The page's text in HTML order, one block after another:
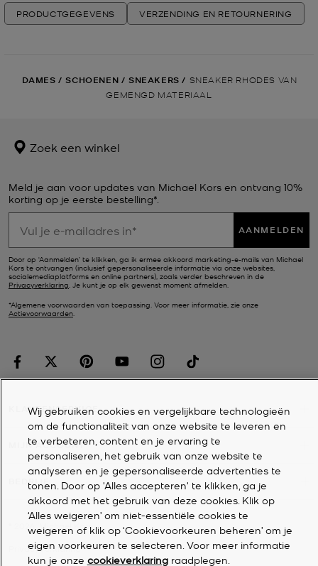
PRODUCTGEGEVENS VERZENDING EN RETOURNERING
DAMES / SCHOENEN / SNEAKERS / SNEAKER RHODES VAN
GEMENGD MATERIAAL
Zoek een winkel
Meld je aan voor updates van Michael Kors en ontvang 10%
korting op je eerste bestelling*.
AANMELDEN
Door op ‘Aanmelden’ te klikken, ga ik ermee akkoord marketing-e-mails van Michael
Kors te ontvangen (inclusief gepersonaliseerde informatie via onze websites,
socialemediaplatforms en online partners), zoals verder beschreven in de
Privacyverklaring. Je kunt je op elk gewenst moment afmelden.
*Algemene voorwaarden van toepassing. Voor meer informatie, zie onze
Actievoorwaarden.
KLANTENSERVICE
MIJN ACCOUNT
BEDRIJF
Michael Kors
Privacyverklaring
Wij gebruiken cookies en vergelijkbare technologieën
om de functionaliteit van onze website te leveren en
te verbeteren, content en je ervaring te
personaliseren, het gebruik van onze website te
analyseren en je gepersonaliseerde advertenties te
tonen. Door op 'Alles accepteren' te klikken, ga je
akkoord met het gebruik van deze cookies. Klik op
‘Alles weigeren’ om niet-essentiële cookies te
weigeren of klik op ‘Cookievoorkeuren beheren’ om je
eigen voorkeuren te selecteren. Voor meer informatie
kun je onze cookieverklaringraadplegen.